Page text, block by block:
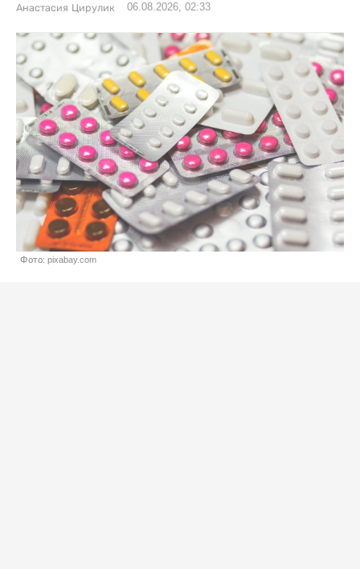
Анастасия Цирулик 06.08.2026, 02:33
Фото: pixabay.com